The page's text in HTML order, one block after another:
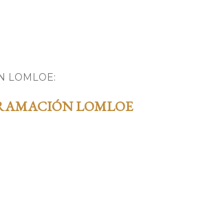
LOMLOE:
LOMLOE